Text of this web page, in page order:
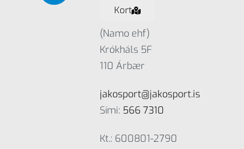
Kort
(Namo ehf)
Krókháls 5F
110 Árbær
jakosport@jakosport.is
Sími: 566 7310
Kt.: 600801-2790